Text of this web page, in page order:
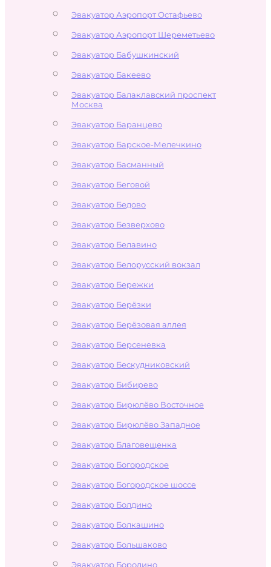
Эвакуатор Аэропорт Остафьево
Эвакуатор Аэропорт Шереметьево
Эвакуатор Бабушкинский
Эвакуатор Бакеево
Эвакуатор Балаклавский проспект
Москва
Эвакуатор Баранцево
Эвакуатор Барское-Мелечкино
Эвакуатор Басманный
Эвакуатор Беговой
Эвакуатор Бедово
Эвакуатор Безверхово
Эвакуатор Белавино
Эвакуатор Белорусский вокзал
Эвакуатор Бережки
Эвакуатор Берёзки
Эвакуатор Берёзовая аллея
Эвакуатор Берсеневка
Эвакуатор Бескудниковский
Эвакуатор Бибирево
Эвакуатор Бирюлёво Восточное
Эвакуатор Бирюлёво Западное
Эвакуатор Благовещенка
Эвакуатор Богородское
Эвакуатор Богородское шоссе
Эвакуатор Болдино
Эвакуатор Болкашино
Эвакуатор Большаково
Эвакуатор Бородино